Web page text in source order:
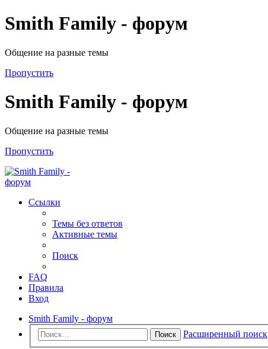
Smith Family - форум
Общение на разные темы
Пропустить
Smith Family - форум
Общение на разные темы
Пропустить
Ссылки
Темы без ответов
Активные темы
Поиск
FAQ
Правила
Вход
Smith Family - форум
Поиск
Расширенный поиск